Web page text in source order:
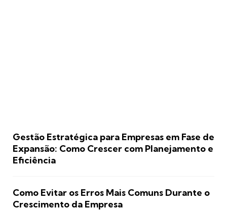
Gestão Estratégica para Empresas em Fase de
Expansão: Como Crescer com Planejamento e
Eficiência
Como Evitar os Erros Mais Comuns Durante o
Crescimento da Empresa